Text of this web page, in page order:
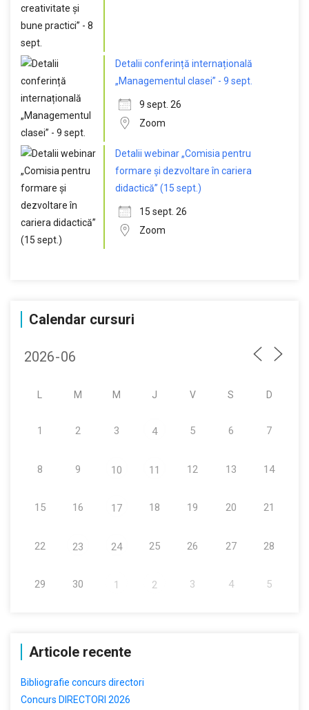
Detalii conferință internațională
„Managementul clasei” - 9 sept.
9 sept. 26
Zoom
Detalii webinar „Comisia pentru
formare și dezvoltare în cariera
didactică” (15 sept.)
15 sept. 26
Zoom
Calendar cursuri
L M M J V S D
1 2 3 4 5 6 7
8 9 10 11 12 13 14
15 16 17 18 19 20 21
22 23 24 25 26 27 28
29 30 1 2 3 4 5
Articole recente
Bibliografie concurs directori
Concurs DIRECTORI 2026